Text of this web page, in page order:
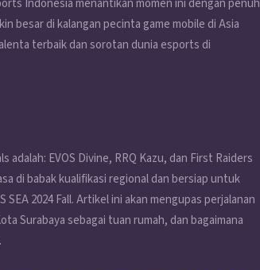
Indonesia menantikan momen ini dengan penuh
besar di kalangan pecinta game mobile di Asia
terbaik dan sorotan dunia esports di
EVOS Divine, RRQ Kazu, dan First Raiders
di babak kualifikasi regional dan bersiap untuk
2024 Fall. Artikel ini akan mengupas perjalanan
Surabaya sebagai tuan rumah, dan bagaimana